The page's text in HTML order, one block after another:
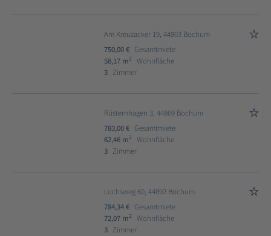
Am Kreuzacker 19, 44803 Bochum
750,00 € Gesamtmiete
58,17 m2
Wohnfläche
3 Zimmer
Rüsternhagen 3, 44869 Bochum
783,00 € Gesamtmiete
62,46 m2
Wohnfläche
3 Zimmer
Luchsweg 60, 44892 Bochum
784,34 € Gesamtmiete
72,07 m2
Wohnfläche
3 Zimmer